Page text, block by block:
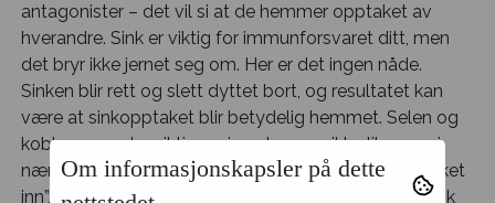
antagonister – det vil si at de hemmer opptaket av
hverandre. Sink er viktig for immunforsvaret ditt, men
det bryr ikke jernet seg om. Her er det ingen nåde.
Sinken blir rett og slett dyttet bort, og resultatet kan
være at sinkopptaket blir betydelig hemmet. Selen og
kobber er andre viktige mineraler som ikke liker seg i
nærheten av jern i tarmen. I AminoJern er jernet ”pakket
inn”, så det ikke ødelegger for opptaket av verken sink
Om informasjonskapsler på dette